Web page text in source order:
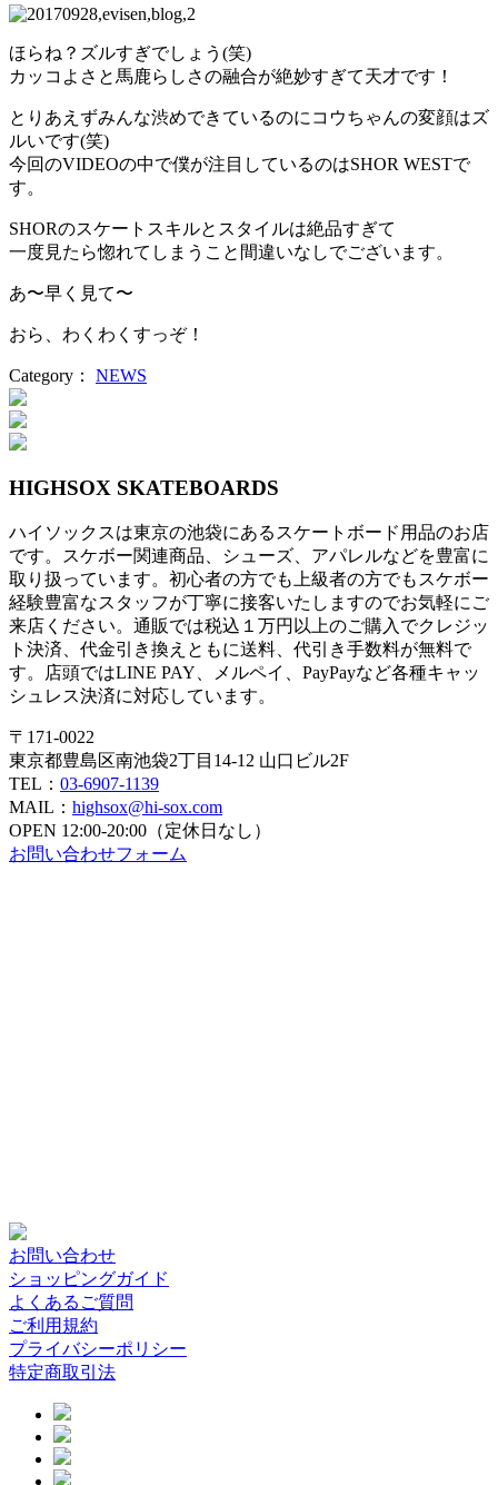
ほらね？ズルすぎでしょう(笑)
カッコよさと馬鹿らしさの融合が絶妙すぎて天才です！
とりあえずみんな渋めできているのにコウちゃんの変顔はズ
ルいです(笑)
今回のVIDEOの中で僕が注目しているのはSHOR WESTで
す。
SHORのスケートスキルとスタイルは絶品すぎて
一度見たら惚れてしまうこと間違いなしでございます。
あ〜早く見て〜
おら、わくわくすっぞ！
Category： NEWS
投
稿
ナ
ゲ
ー
シ
ョ
ン
HIGHSOX SKATEBOARDS
ハイソックスは東京の池袋にあるスケートボード用品のお店
です。スケボー関連商品、シューズ、アパレルなどを豊富に
取り扱っています。初心者の方でも上級者の方でもスケボー
経験豊富なスタッフが丁寧に接客いたしますのでお気軽にご
来店ください。通販では税込１万円以上のご購入でクレジッ
ト決済、代金引き換えともに送料、代引き手数料が無料で
す。店頭ではLINE PAY、メルペイ、PayPayなど各種キャッ
シュレス決済に対応しています。
〒171-0022
東京都豊島区南池袋2丁目14-12 山口ビル2F
TEL： 03-6907-1139
MAIL： highsox@hi-sox.com
OPEN 12:00-20:00（定休日なし）
お問い合わせフォーム
お問い合わせ
ショッピングガイド
よくあるご質問
ご利用規約
プライバシーポリシー
特定商取引法